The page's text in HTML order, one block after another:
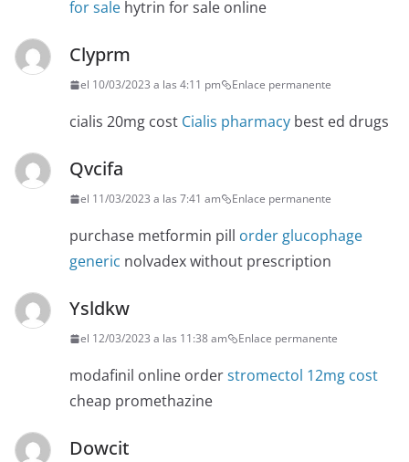
for sale hytrin for sale online
Clyprm
el 10/03/2023 a las 4:11 pm Enlace permanente
cialis 20mg cost Cialis pharmacy best ed drugs
Qvcifa
el 11/03/2023 a las 7:41 am Enlace permanente
purchase metformin pill order glucophage
generic nolvadex without prescription
Ysldkw
el 12/03/2023 a las 11:38 am Enlace permanente
modafinil online orderstromectol 12mg cost
cheap promethazine
Dowcit